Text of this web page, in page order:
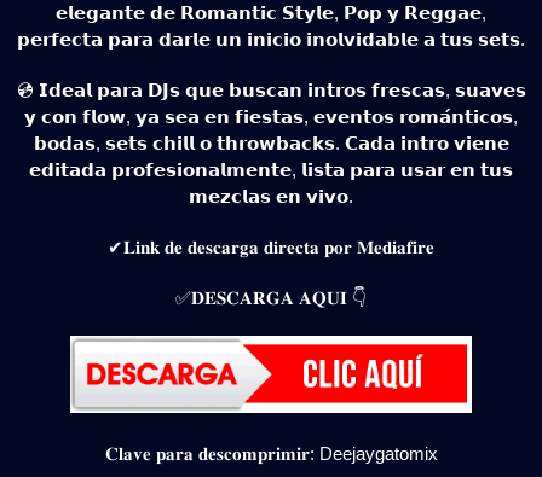
𝗲𝗹𝗲𝗴𝗮𝗻𝘁𝗲 𝗱𝗲 𝗥𝗼𝗺𝗮𝗻𝘁𝗶𝗰 𝗦𝘁𝘆𝗹𝗲, 𝗣𝗼𝗽 𝘆 𝗥𝗲𝗴𝗴𝗮𝗲,
𝗽𝗲𝗿𝗳𝗲𝗰𝘁𝗮 𝗽𝗮𝗿𝗮 𝗱𝗮𝗿𝗹𝗲 𝘂𝗻 𝗶𝗻𝗶𝗰𝗶𝗼 𝗶𝗻𝗼𝗹𝘃𝗶𝗱𝗮𝗯𝗹𝗲 𝗮 𝘁𝘂𝘀 𝘀𝗲𝘁𝘀.
💿 𝗜𝗱𝗲𝗮𝗹 𝗽𝗮𝗿𝗮 𝗗𝗝𝘀 𝗾𝘂𝗲 𝗯𝘂𝘀𝗰𝗮𝗻 𝗶𝗻𝘁𝗿𝗼𝘀 𝗳𝗿𝗲𝘀𝗰𝗮𝘀, 𝘀𝘂𝗮𝘃𝗲𝘀
𝘆 𝗰𝗼𝗻 𝗳𝗹𝗼𝘄, 𝘆𝗮 𝘀𝗲𝗮 𝗲𝗻 𝗳𝗶𝗲𝘀𝘁𝗮𝘀, 𝗲𝘃𝗲𝗻𝘁𝗼𝘀 𝗿𝗼𝗺𝗮́𝗻𝘁𝗶𝗰𝗼𝘀,
𝗯𝗼𝗱𝗮𝘀, 𝘀𝗲𝘁𝘀 𝗰𝗵𝗶𝗹𝗹 𝗼 𝘁𝗵𝗿𝗼𝘄𝗯𝗮𝗰𝗸𝘀. 𝗖𝗮𝗱𝗮 𝗶𝗻𝘁𝗿𝗼 𝘃𝗶𝗲𝗻𝗲
𝗲𝗱𝗶𝘁𝗮𝗱𝗮 𝗽𝗿𝗼𝗳𝗲𝘀𝗶𝗼𝗻𝗮𝗹𝗺𝗲𝗻𝘁𝗲, 𝗹𝗶𝘀𝘁𝗮 𝗽𝗮𝗿𝗮 𝘂𝘀𝗮𝗿 𝗲𝗻 𝘁𝘂𝘀
𝗺𝗲𝘇𝗰𝗹𝗮𝘀 𝗲𝗻 𝘃𝗶𝘃𝗼.
✔𝐋𝐢𝐧𝐤 𝐝𝐞 𝐝𝐞𝐬𝐜𝐚𝐫𝐠𝐚 𝐝𝐢𝐫𝐞𝐜𝐭𝐚 𝐩𝐨𝐫 𝐌𝐞𝐝𝐢𝐚𝐟𝐢𝐫𝐞
✅𝐃𝐄𝐒𝐂𝐀𝐑𝐆𝐀 𝐀𝐐𝐔𝐈 👇
𝐂𝐥𝐚𝐯𝐞 𝐩𝐚𝐫𝐚 𝐝𝐞𝐬𝐜𝐨𝐦𝐩𝐫𝐢𝐦𝐢𝐫: Deejaygatomix